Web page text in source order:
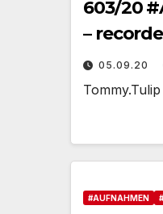
603/20
–
05.09.20
#AUFNAHMEN